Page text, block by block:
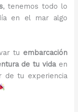
, tenemos todo lo
en el mar algo
tu embarcación
de tu vidaen
de tu experiencia